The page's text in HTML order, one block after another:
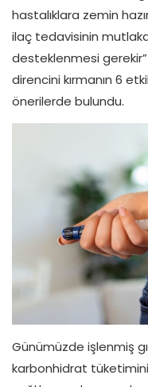
hastalıklara zemin
ilaç tedavisinin
desteklenmesi gerekir”
direncini kırmanın 6
önerilerde bulundu.
Günümüzde işlenmiş
karbonhidrat